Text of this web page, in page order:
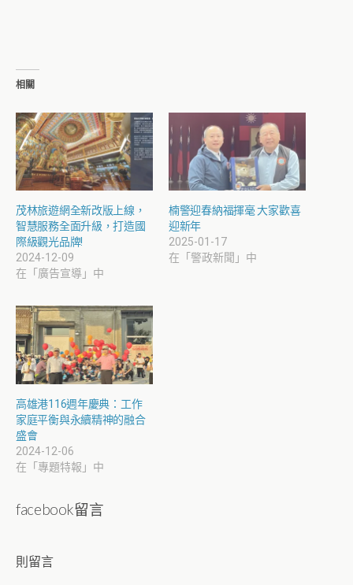
相關
茂林旅遊網全新改版上線，
智慧服務全面升級，打造國
際級觀光品牌!
2024-12-09
在「廣告宣導」中
楠警迎春納福揮毫 大家歡喜
迎新年
2025-01-17
在「警政新聞」中
高雄港116週年慶典：工作
家庭平衡與永續精神的融合
盛會
2024-12-06
在「專題特報」中
facebook留言
則留言